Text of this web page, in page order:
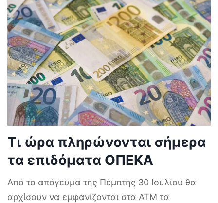
Τι ώρα πληρώνονται σήμερα
τα επιδόματα ΟΠΕΚΑ
Από το απόγευμα της Πέμπτης 30 Ιουλίου θα
αρχίσουν να εμφανίζονται στα ΑΤΜ τα